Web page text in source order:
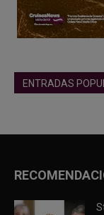
ENTRADAS